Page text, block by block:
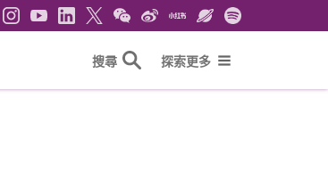
搜尋 探索更多